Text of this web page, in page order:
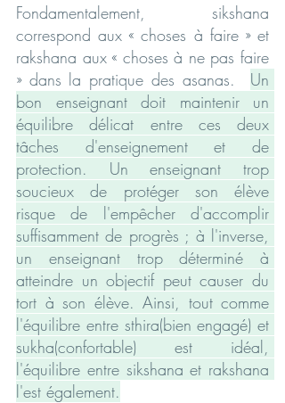
Fondamentalement, sikshana
correspond aux « choses à faire » et
rakshana aux « choses à ne pas faire
» dans la pratique des asanas. Un
bon enseignant doit maintenir un
équilibre délicat entre ces deux
tâches d'enseignement et de
protection. Un enseignant trop
soucieux de protéger son élève
risque de l'empêcher d'accomplir
suffisamment de progrès ; à l'inverse,
un enseignant trop déterminé à
atteindre un objectif peut causer du
tort à son élève. Ainsi, tout comme
l'équilibre entre sthira(bien engagé) et
sukha(confortable) est idéal,
l'équilibre entre sikshana et rakshana
l'est également.